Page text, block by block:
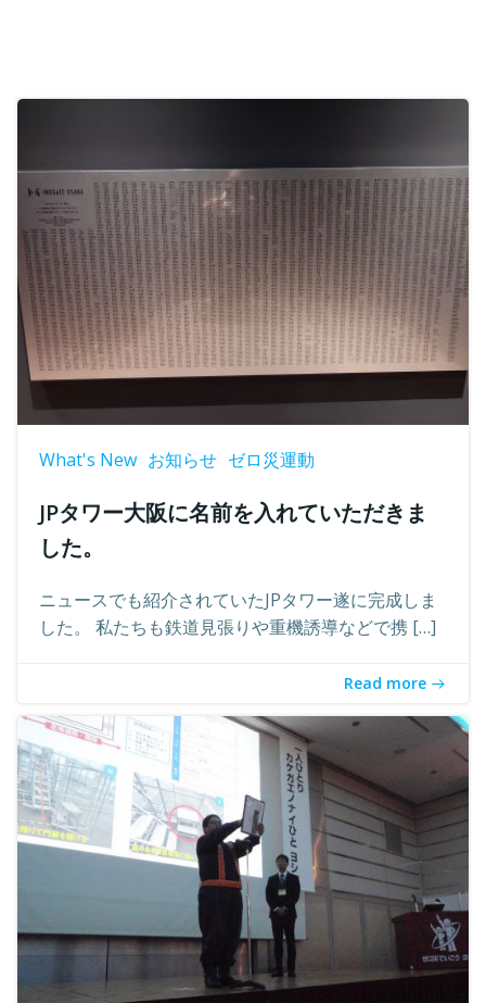
What's New お知らせ ゼロ災運動
JPタワー大阪に名前を入れていただきま
した。
ニュースでも紹介されていたJPタワー遂に完成しま
した。 私たちも鉄道見張りや重機誘導などで携 […]
Read more